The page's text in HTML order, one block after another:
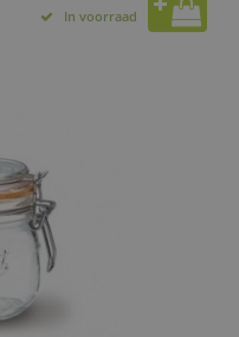
In voorraad